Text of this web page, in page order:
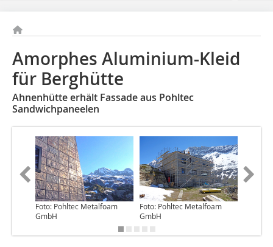
Amorphes Aluminium-Kleid
für Berghütte
Ahnenhütte erhält Fassade aus Pohltec
Sandwichpaneelen
Foto: Pohltec Metalfoam
GmbH
Foto: Pohltec Metalfoam
GmbH